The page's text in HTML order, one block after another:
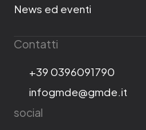
News ed eventi
Contatti
+39 0396091790
infogmde@gmde.it
social